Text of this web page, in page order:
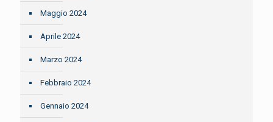
Maggio 2024
Aprile 2024
Marzo 2024
Febbraio 2024
Gennaio 2024